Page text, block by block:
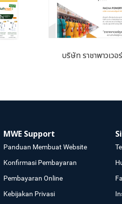
บริษัท ราชาพาวเว
MWE Support
Panduan Membuat Website
Konfirmasi Pembayaran
Pembayaran Online
Kebijakan Privasi